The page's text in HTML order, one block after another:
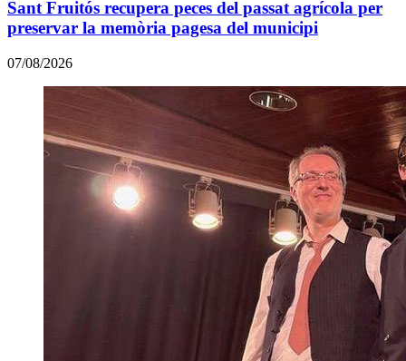
Sant Fruitós recupera peces del passat agrícola per
preservar la memòria pagesa del municipi
07/08/2026